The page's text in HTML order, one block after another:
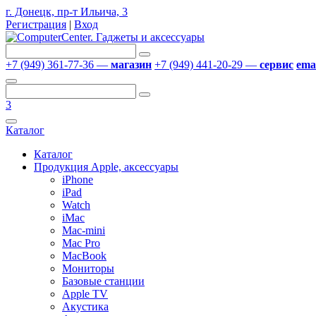
г. Донецк, пр-т Ильича, 3
Регистрация | Вход
+7 (949) 361-77-36 — магазин +7 (949) 441-20-29 — сервис
3
Каталог
Каталог
Продукция Apple, аксессуары
iPhone
iPad
Watch
iMac
Mac-mini
Mac Pro
MacBook
Мониторы
Базовые станции
Apple TV
Акустика